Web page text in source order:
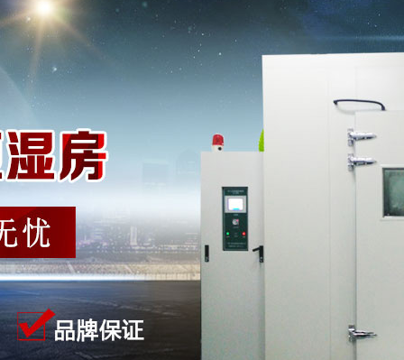
工业烘箱 门窗体验箱